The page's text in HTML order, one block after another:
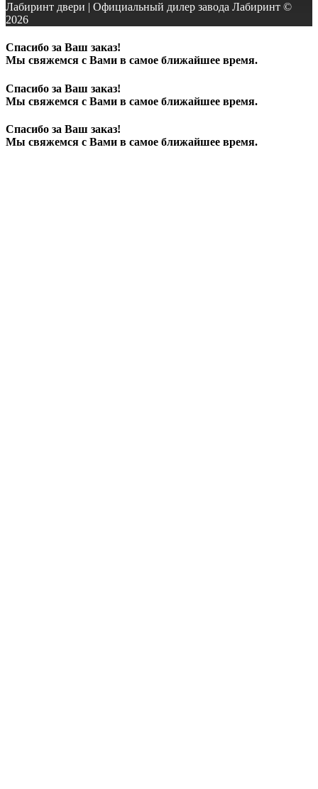
Лабиринт двери | Официальный дилер завода Лабиринт ©
2026
Спасибо за Ваш заказ!
Мы свяжемся с Вами в самое ближайшее время.
Спасибо за Ваш заказ!
Мы свяжемся с Вами в самое ближайшее время.
Спасибо за Ваш заказ!
Мы свяжемся с Вами в самое ближайшее время.